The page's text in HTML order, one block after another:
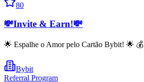
80
💸Invite & Earn!💸
🌟 Espalhe o Amor pelo Cartão Bybit! 🌟
Bybit
Referral Program